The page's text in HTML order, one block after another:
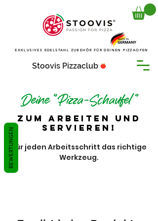
EXKLUSIVES EDELSTAHL ZUBEHÖR FÜR DEINEN PIZZAOFEN
Stoovis Pizzaclub
Deine "Pizza-Schaufel "
Zum arbeiten und
servieren!
Für jeden Arbeitsschritt das richtige
Werkzeug.
BEWERTUNGEN